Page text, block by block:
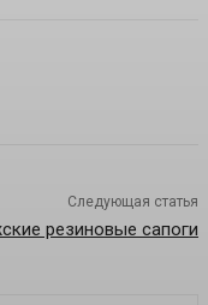
Следующая статья
резиновые сапоги